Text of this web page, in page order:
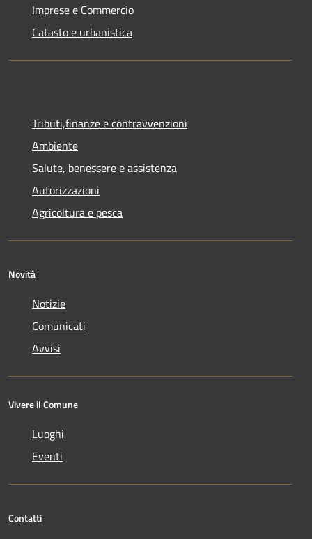
Imprese e Commercio
Catasto e urbanistica
Tributi,finanze e contravvenzioni
Ambiente
Salute, benessere e assistenza
Autorizzazioni
Agricoltura e pesca
Novità
Notizie
Comunicati
Avvisi
Vivere il Comune
Luoghi
Eventi
Contatti